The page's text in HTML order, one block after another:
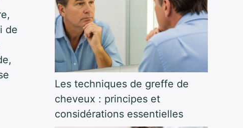
de
Les techniques de greffe de
cheveux : principes et
considérations essentielles